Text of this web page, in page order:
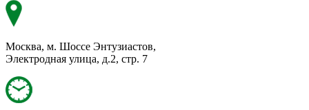
Москва, м. Шоссе Энтузиастов,
Электродная улица, д.2, стр. 7